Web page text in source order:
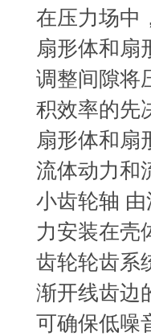
在压力场中
扇形体和扇
调整间隙将
积效率的先
扇形体和扇
流体动力和
小齿轮轴
力安装在壳
齿轮轮齿系
渐开线齿边
可确保低噪